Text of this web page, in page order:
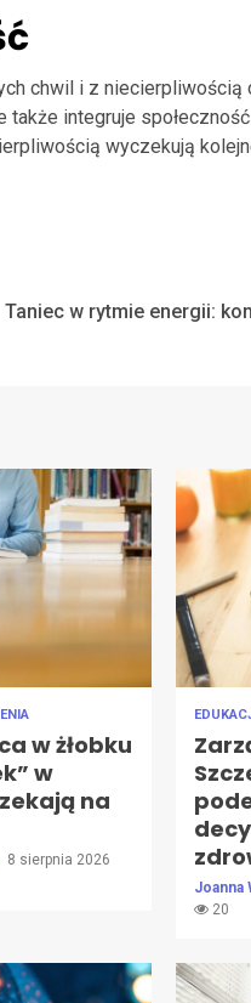
chwil i z niecierpliwością
integruje
wyczekują
Taniec w rytmie energii:
w żłobku
w
na
8 sierpnia 2026
Joanna
20